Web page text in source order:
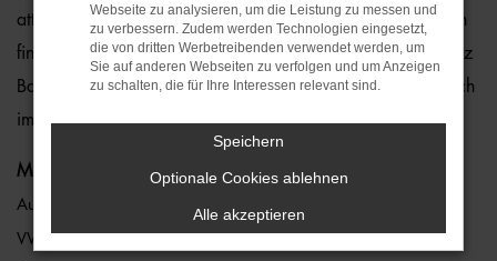
attraktiven Preisen anbieten. Škoda Fabia Gebrauchtwagen
finden Sie an jedem unserer sieben Standorte, die über ganz
Bayern verteilt sind. Des Weiteren verschaffen wir Ihnen auch
im Rahmen unserer Internetpräsenz einen guten Überblick.
Marken
Audi
VW
Webseite zu analysieren, um die Leistung zu messen und
zu verbessern. Zudem werden Technologien eingesetzt,
die von dritten Werbetreibenden verwendet werden, um
Sie auf anderen Webseiten zu verfolgen und um Anzeigen
zu schalten, die für Ihre Interessen relevant sind.
Speichern
Optionale Cookies ablehnen
Alle akzeptieren